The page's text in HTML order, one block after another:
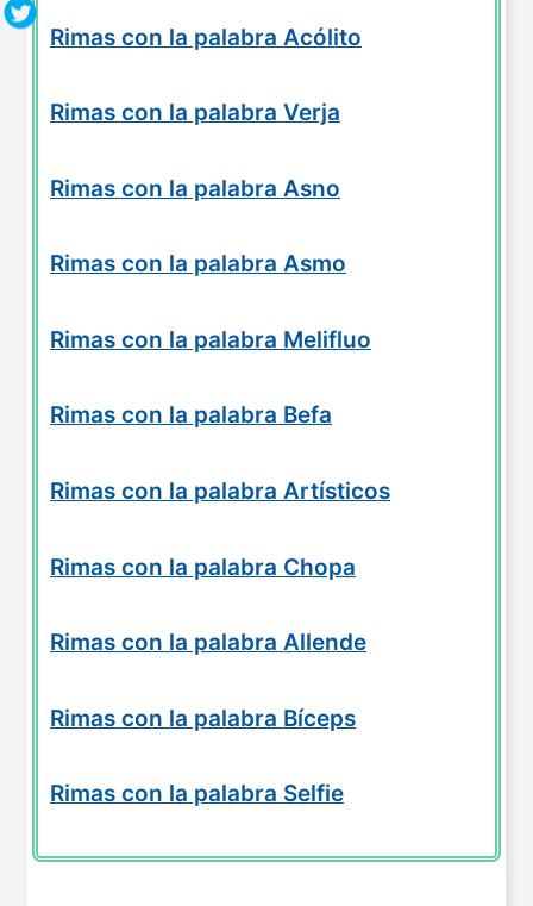
Rimas con la palabra Acólito
Rimas con la palabra Verja
Rimas con la palabra Asno
Rimas con la palabra Asmo
Rimas con la palabra Melifluo
Rimas con la palabra Befa
Rimas con la palabra Artísticos
Rimas con la palabra Chopa
Rimas con la palabra Allende
Rimas con la palabra Bíceps
Rimas con la palabra Selfie